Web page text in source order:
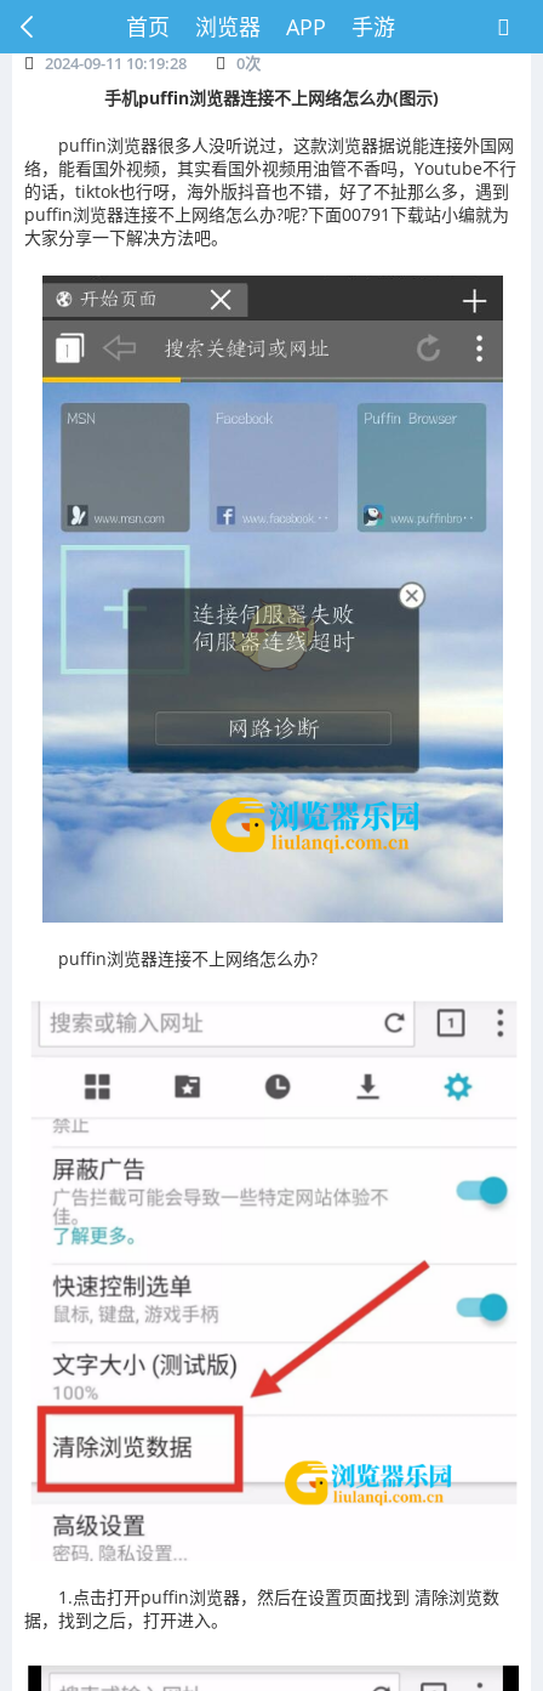
首页 浏览器 APP 手游
2024-09-11 10:19:28 0次
手机puffin浏览器连接不上网络怎么办(图示)
puffin浏览器很多人没听说过，这款浏览器据说能连接外国网
络，能看国外视频，其实看国外视频用油管不香吗，Youtube不行
的话，tiktok也行呀，海外版抖音也不错，好了不扯那么多，遇到
puffin浏览器连接不上网络怎么办?呢?下面00791下载站小编就为
大家分享一下解决方法吧。
puffin浏览器连接不上网络怎么办?
1.点击打开puffin浏览器，然后在设置页面找到 清除浏览数
据，找到之后，打开进入。